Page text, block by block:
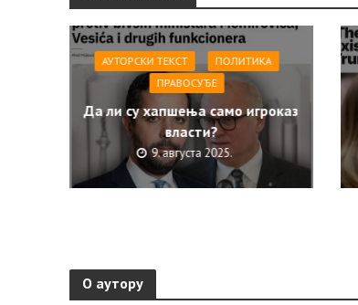
АУТОРСКИ ТЕКСТ
ПОЛИТИКА
ПРАВОСУЂЕ
Да ли су хапшења само игроказ
власти?
9. августа 2025.
О аутору